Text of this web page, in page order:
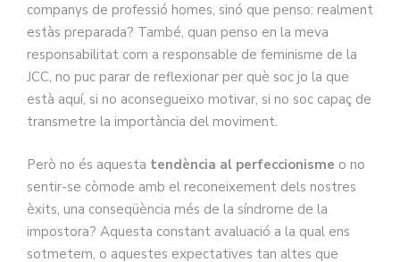
companys de professió homes, sinó que penso: realment
estàs preparada? També, quan penso en la meva
responsabilitat com a responsable de feminisme de la
JCC, no puc parar de reflexionar per què soc jo la que
està aquí, si no aconsegueixo motivar, si no soc capaç de
transmetre la importància del moviment.
Però no és aquesta tendència al perfeccionisme o no
sentir-se còmode amb el reconeixement dels nostres
èxits, una conseqüència més de la síndrome de la
impostora? Aquesta constant avaluació a la qual ens
sotmetem, o aquestes expectatives tan altes que